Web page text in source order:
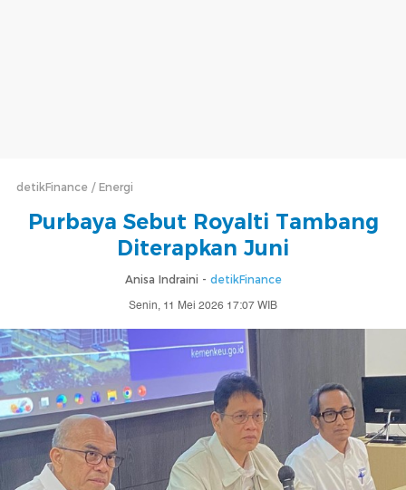
detikFinance Energi
Purbaya Sebut Royalti Tambang
Diterapkan Juni
Anisa Indraini - detikFinance
Senin, 11 Mei 2026 17:07 WIB